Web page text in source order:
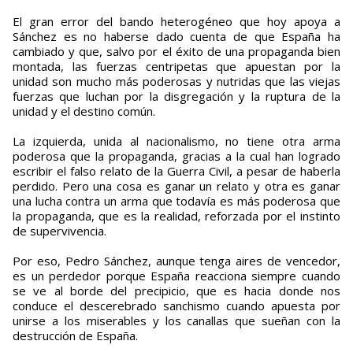
El gran error del bando heterogéneo que hoy apoya a
Sánchez es no haberse dado cuenta de que España ha
cambiado y que, salvo por el éxito de una propaganda bien
montada, las fuerzas centripetas que apuestan por la
unidad son mucho más poderosas y nutridas que las viejas
fuerzas que luchan por la disgregación y la ruptura de la
unidad y el destino común.
La izquierda, unida al nacionalismo, no tiene otra arma
poderosa que la propaganda, gracias a la cual han logrado
escribir el falso relato de la Guerra Civil, a pesar de haberla
perdido. Pero una cosa es ganar un relato y otra es ganar
una lucha contra un arma que todavía es más poderosa que
la propaganda, que es la realidad, reforzada por el instinto
de supervivencia.
Por eso, Pedro Sánchez, aunque tenga aires de vencedor,
es un perdedor porque España reacciona siempre cuando
se ve al borde del precipicio, que es hacia donde nos
conduce el descerebrado sanchismo cuando apuesta por
unirse a los miserables y los canallas que sueñan con la
destrucción de España.